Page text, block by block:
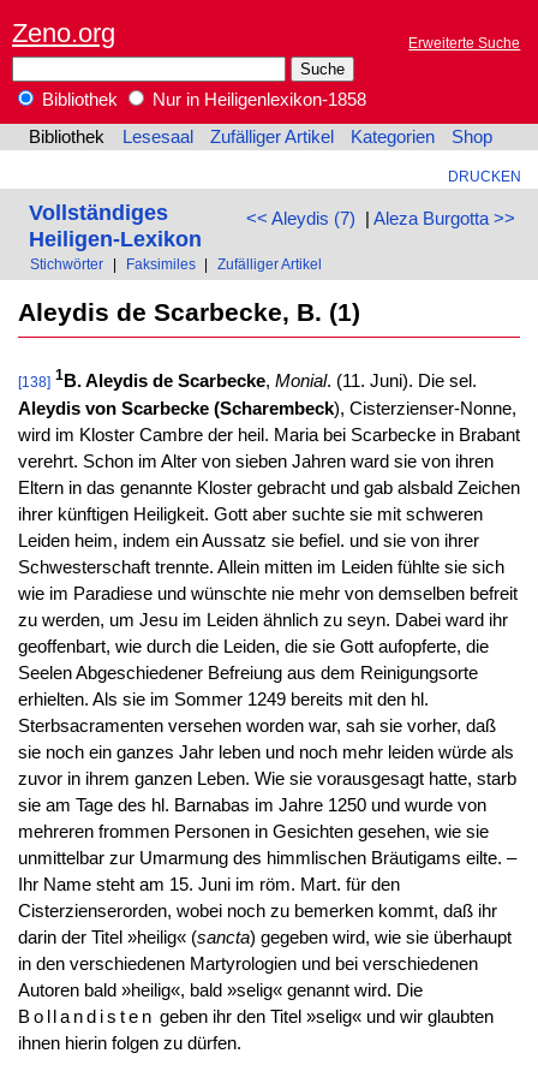
Zeno.org Erweiterte Suche
Bibliothek
Nur in Heiligenlexikon-1858
Bibliothek
Lesesaal Zufälliger Artikel Kategorien Shop
DRUCKEN
<< Aleydis (7) | Aleza Burgotta >>
Vollständiges
Heiligen-Lexikon
Stichwörter Faksimiles Zufälliger Artikel
Aleydis de Scarbecke, B. (1)
[138] 1B. Aleydis de Scarbecke, Monial. (11. Juni). Die sel.
Aleydis von Scarbecke (Scharembeck), Cisterzienser-Nonne,
wird im Kloster Cambre der heil. Maria bei Scarbecke in Brabant
verehrt. Schon im Alter von sieben Jahren ward sie von ihren
Eltern in das genannte Kloster gebracht und gab alsbald Zeichen
ihrer künftigen Heiligkeit. Gott aber suchte sie mit schweren
Leiden heim, indem ein Aussatz sie befiel. und sie von ihrer
Schwesterschaft trennte. Allein mitten im Leiden fühlte sie sich
wie im Paradiese und wünschte nie mehr von demselben befreit
zu werden, um Jesu im Leiden ähnlich zu seyn. Dabei ward ihr
geoffenbart, wie durch die Leiden, die sie Gott aufopferte, die
Seelen Abgeschiedener Befreiung aus dem Reinigungsorte
erhielten. Als sie im Sommer 1249 bereits mit den hl.
Sterbsacramenten versehen worden war, sah sie vorher, daß
sie noch ein ganzes Jahr leben und noch mehr leiden würde als
zuvor in ihrem ganzen Leben. Wie sie vorausgesagt hatte, starb
sie am Tage des hl. Barnabas im Jahre 1250 und wurde von
mehreren frommen Personen in Gesichten gesehen, wie sie
unmittelbar zur Umarmung des himmlischen Bräutigams eilte. –
Ihr Name steht am 15. Juni im röm. Mart. für den
Cisterzienserorden, wobei noch zu bemerken kommt, daß ihr
darin der Titel »heilig« (sancta) gegeben wird, wie sie überhaupt
in den verschiedenen Martyrologien und bei verschiedenen
Autoren bald »heilig«, bald »selig« genannt wird. Die
Bollandisten geben ihr den Titel »selig« und wir glaubten
ihnen hierin folgen zu dürfen.